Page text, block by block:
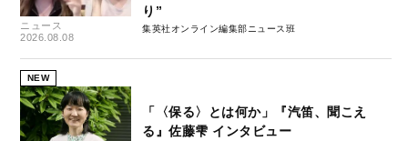
ニュース
2026.08.08
り”
集英社オンライン編集部ニュース班
NEW
「〈保る〉とは何か」『汽笛、聞こえ
る』佐藤雫 インタビュー